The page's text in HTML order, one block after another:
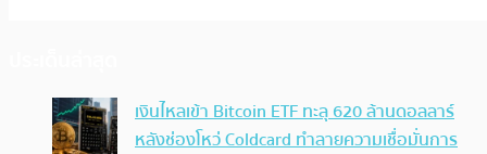
เงินไหลเข้า Bitcoin ETF ทะลุ 620 ล้านดอลลาร์
หลังช่องโหว่ Coldcard ทำลายความเชื่อมั่นการ